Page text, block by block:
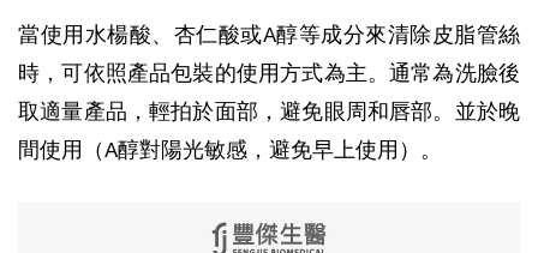
當使用水楊酸、杏仁酸或A醇等成分來清除皮脂管絲
時，可依照產品包裝的使用方式為主。通常為洗臉後
取適量產品，輕拍於面部，避免眼周和唇部。並於晚
間使用（A醇對陽光敏感，避免早上使用）。